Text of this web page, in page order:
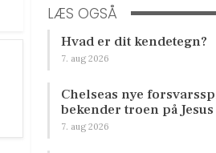
LÆS OGSÅ
Hvad er dit kendetegn?
7. aug 2026
Chelseas nye
bekender troen på
7. aug 2026